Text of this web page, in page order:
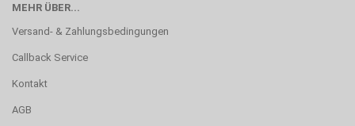
MEHR ÜBER...
Versand- & Zahlungsbedingungen
Callback Service
Kontakt
AGB